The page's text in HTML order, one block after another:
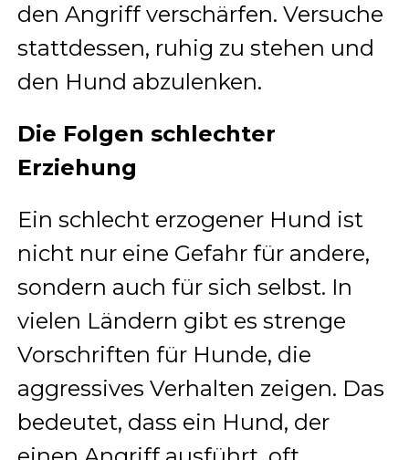
den Angriff verschärfen. Versuche
stattdessen, ruhig zu stehen und
den Hund abzulenken.
Die Folgen schlechter
Erziehung
Ein schlecht erzogener Hund ist
nicht nur eine Gefahr für andere,
sondern auch für sich selbst. In
vielen Ländern gibt es strenge
Vorschriften für Hunde, die
aggressives Verhalten zeigen. Das
bedeutet, dass ein Hund, der